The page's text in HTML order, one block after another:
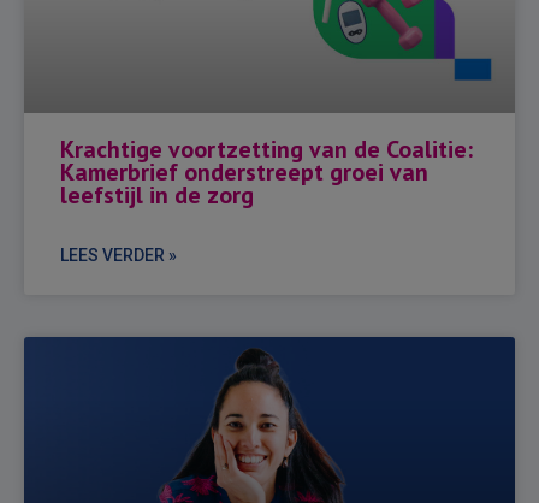
Krachtige voortzetting van de Coalitie:
Kamerbrief onderstreept groei van
leefstijl in de zorg
LEES VERDER »